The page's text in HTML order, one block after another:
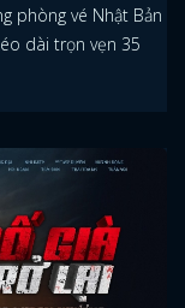
phòng vé Nhật Bản
dài trọn vẹn 35